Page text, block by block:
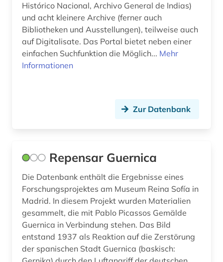
Histórico Nacional, Archivo General de Indias)
und acht kleinere Archive (ferner auch
Bibliotheken und Ausstellungen), teilweise auch
auf Digitalisate. Das Portal bietet neben einer
einfachen Suchfunktion die Möglich... Mehr
Informationen
Zur Datenbank
Repensar Guernica
Die Datenbank enthält die Ergebnisse eines
Forschungsprojektes am Museum Reina Sofía in
Madrid. In diesem Projekt wurden Materialien
gesammelt, die mit Pablo Picassos Gemälde
Guernica in Verbindung stehen. Das Bild
entstand 1937 als Reaktion auf die Zerstörung
der spanischen Stadt Guernica (baskisch: